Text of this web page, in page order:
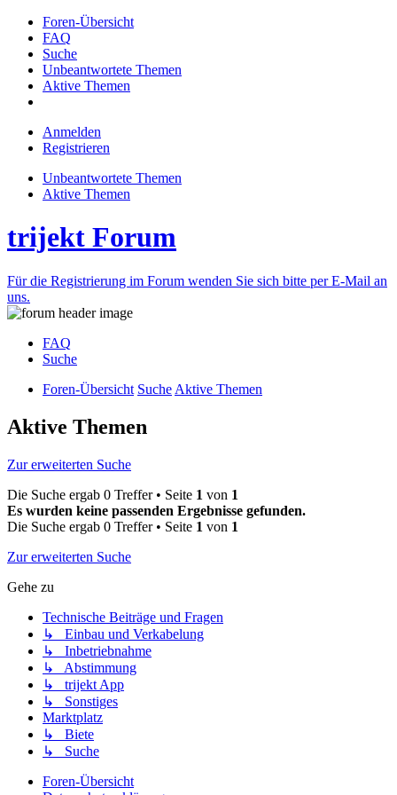
Foren-Übersicht
FAQ
Suche
Unbeantwortete Themen
Aktive Themen
Anmelden
Registrieren
Unbeantwortete Themen
Aktive Themen
trijekt Forum
Für die Registrierung im Forum wenden Sie sich bitte per E-Mail an
uns.
FAQ
Suche
Foren-Übersicht Suche Aktive Themen
Aktive Themen
Zur erweiterten Suche
Die Suche ergab 0 Treffer • Seite 1 von 1
Es wurden keine passenden Ergebnisse gefunden.
Die Suche ergab 0 Treffer • Seite 1 von 1
Zur erweiterten Suche
Gehe zu
Technische Beiträge und Fragen
↳ Einbau und Verkabelung
↳ Inbetriebnahme
↳ Abstimmung
↳ trijekt App
↳ Sonstiges
Marktplatz
↳ Biete
↳ Suche
Foren-Übersicht